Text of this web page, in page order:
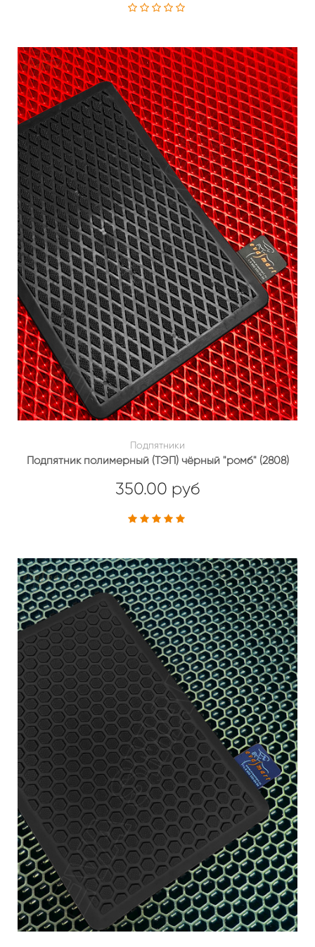
Подпятники
Подпятник полимерный (ТЭП) чёрный "ромб" (2808)
350.00 руб